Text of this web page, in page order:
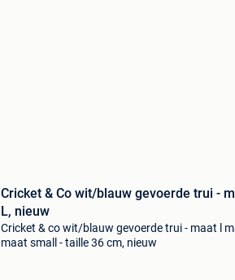
Cricket & Co wit/blauw gevoerde trui -
L, nieuw
Cricket & co wit/blauw gevoerde trui - maat l
maat small - taille 36 cm, nieuw